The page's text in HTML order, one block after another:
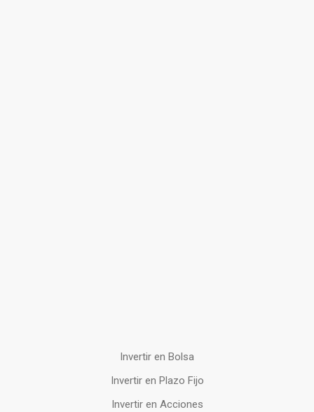
Invertir en Bolsa
Invertir en Plazo Fijo
Invertir en Acciones